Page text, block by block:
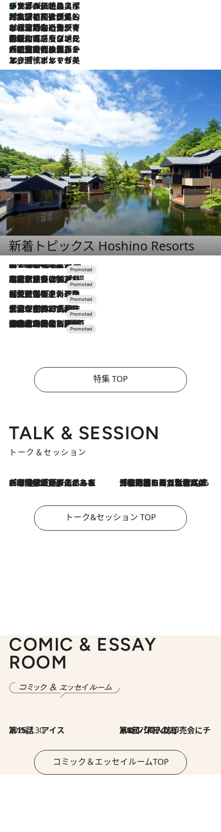
2026.8.8
リスボンの絶品スイーツ「パステル・デ・ナタ」とは？ポルトガル伝統の奥深い世界へ
2026.7.27
「私の祖国はポルトガル語です」国民的詩人フェルナンド・ペソアと、彼が愛した文学の街を歩く
2026.7.26
ポルトガル近海が育む極上の海の幸。キリリと冷えた白ワインと愉しむ、シーフード専門店の贅沢
2026.7.22
伝統の味をモダンに昇華。高感度な地元客が集う、リスボンの最旬ガストロノミー
2026.7.21
大航海時代の栄華から、震災、独裁、そして革命へ。ポルトガル・首都リスボンの石畳に刻まれた「歴史の光と影」
2026.7.13
エッセイ・ヤマザキマリ「慎ましくも美しき国 ポルトガル」
新着トピックス Hoshino Resorts
2026.8.7
【トンボの足水浴】ヒノキの香りに包まれて涼感マックス！約13℃の湧水かけ流しを避暑地「星野温泉 トンボの湯」で体験
2026.7.31
【ホテル帰省】という選択肢をOMOが提案。家族とほどよい距離を保つには「昼は実家、夜は気兼ねなくホテルで！」
2026.7.24
【夏限定ディナーコース】旬を迎える稚鮎や花ズッキーニなどをイタリア・トスカーナの郷土料理の手法で満喫！
2026.7.17
「土佐和ハーブかき氷」がOMO7高知に登場！生姜、山椒、大葉など目にも舌にも涼を呼ぶ郷土の味
2026.7.10
NEW OPEN！【界 草津】名湯の地に誕生。趣の異なる2種の温泉と上州ならではの会席・蕎麦割烹など美食を味わう究極の癒やし旅
特集 TOP
TALK & SESSION
トーク＆セッション
2026.8.3
「今後値上げがあるとすれば…」「リスクがあるのは今年の冬」エネルギー専門家が語る、ホルムズ海峡封鎖が家庭にもたらす“ある心配” 2026.8.3
「住宅建てられない…」「サーチャージ料の高値が続いている」ホルムズ海峡封鎖による影響はいつまで続く？《エネルギー専門家に聞く“どうなる日本の暮らし”》
トーク&セッション TOP
COMIC & ESSAY
ROOM
2026.7.30
第15話 アイス 2026.7.30
第8回「同人誌即売会にチャレンジ その2」
コミック＆エッセイルームTOP